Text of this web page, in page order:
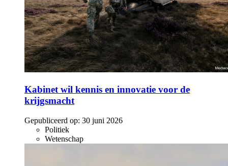
Kabinet wil kennis en innovatie voor de
krijgsmacht
Gepubliceerd op: 30 juni 2026
Politiek
Wetenschap